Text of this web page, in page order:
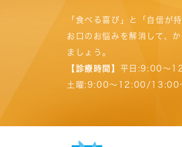
「食べる喜び」と「自信が
お口のお悩みを解消して、
ましょう。
【診療時間】 平日:9:00～
土曜:9:00～12:00/